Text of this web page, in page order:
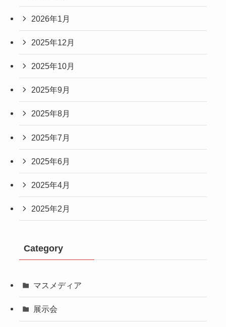
2026年1月
2025年12月
2025年10月
2025年9月
2025年8月
2025年7月
2025年6月
2025年4月
2025年2月
Category
マスメディア
展示会